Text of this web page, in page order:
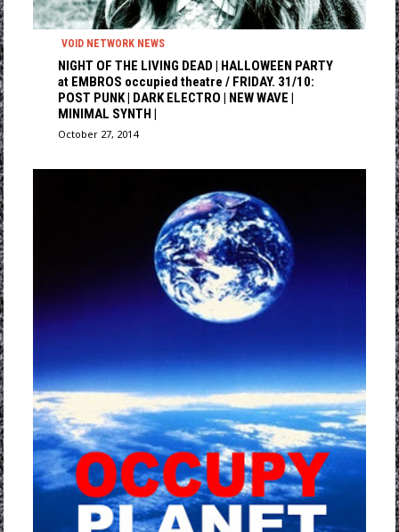
VOID NETWORK NEWS
NIGHT OF THE LIVING DEAD | HALLOWEEN PARTY
at EMBROS occupied theatre / FRIDAY. 31/10:
POST PUNK | DARK ELECTRO | NEW WAVE |
MINIMAL SYNTH |
October 27, 2014